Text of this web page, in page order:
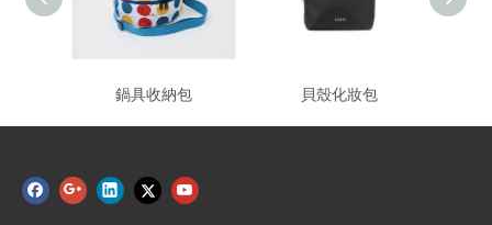
鍋具收納包 貝殼化妝包